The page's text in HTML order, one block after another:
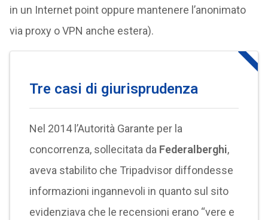
in un Internet point oppure mantenere l’anonimato
via proxy o VPN anche estera).
Tre casi di giurisprudenza
Nel 2014 l’Autorità Garante per la
concorrenza, sollecitata da Federalberghi,
aveva stabilito che Tripadvisor diffondesse
informazioni ingannevoli in quanto sul sito
evidenziava che le recensioni erano “vere e